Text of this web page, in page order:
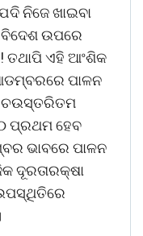
ନିଜେ ଖାଇବା
ବିଦେଶ ଉପରେ
ତଥାପି ଏହି ଆଂଶିକ
ପାଳନ
ଚଉସ୍ତରିତମ
ପ୍ରଥମ ହେବ
ଭାବରେ ପାଳନ
ଦୂରତାରକ୍ଷା